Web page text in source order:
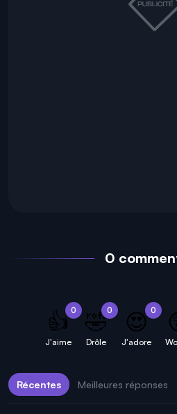
0
0
👍
J'aime
0
🤣
Drôle
0
😍
J'adore
Récentes Meilleures réponses